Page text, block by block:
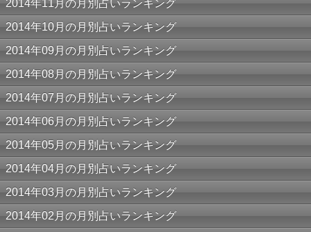
2014年11月の月別占いランキング
2014年10月の月別占いランキング
2014年09月の月別占いランキング
2014年08月の月別占いランキング
2014年07月の月別占いランキング
2014年06月の月別占いランキング
2014年05月の月別占いランキング
2014年04月の月別占いランキング
2014年03月の月別占いランキング
2014年02月の月別占いランキング